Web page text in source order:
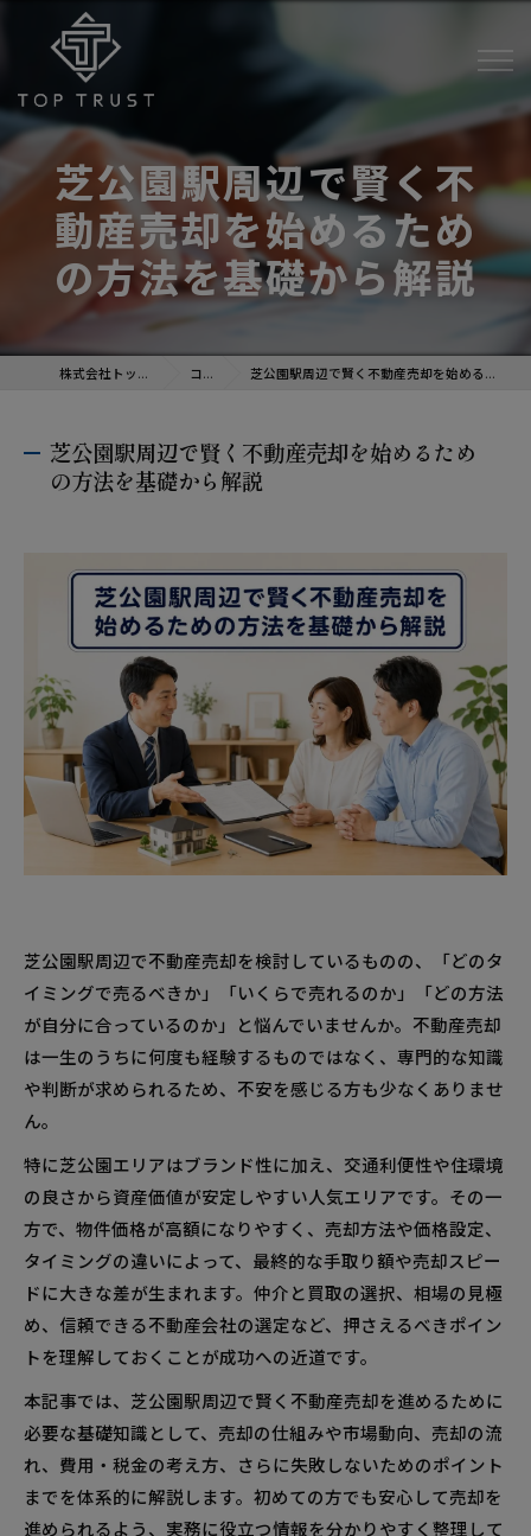
芝公園駅周辺で賢く不
動産売却を始めるため
の方法を基礎から解説
株式会社トップトラスト コラム 芝公園駅周辺で賢く不動産売却を始めるための方法を基礎から解説
芝公園駅周辺で賢く不動産売却を始めるため
の方法を基礎から解説
芝公園駅周辺で不動産売却を検討しているものの、「どのタ
イミングで売るべきか」「いくらで売れるのか」「どの方法
が自分に合っているのか」と悩んでいませんか。不動産売却
は一生のうちに何度も経験するものではなく、専門的な知識
や判断が求められるため、不安を感じる方も少なくありませ
ん。
特に芝公園エリアはブランド性に加え、交通利便性や住環境
の良さから資産価値が安定しやすい人気エリアです。その一
方で、物件価格が高額になりやすく、売却方法や価格設定、
タイミングの違いによって、最終的な手取り額や売却スピー
ドに大きな差が生まれます。仲介と買取の選択、相場の見極
め、信頼できる不動産会社の選定など、押さえるべきポイン
トを理解しておくことが成功への近道です。
本記事では、芝公園駅周辺で賢く不動産売却を進めるために
必要な基礎知識として、売却の仕組みや市場動向、売却の流
れ、費用・税金の考え方、さらに失敗しないためのポイント
までを体系的に解説します。初めての方でも安心して売却を
進められるよう、実務に役立つ情報を分かりやすく整理して